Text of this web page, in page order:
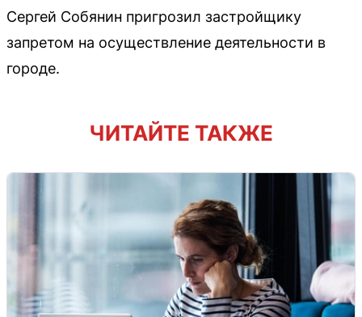
Сергей Собянин пригрозил застройщику
запретом на осуществление деятельности в
городе.
ЧИТАЙТЕ ТАКЖЕ